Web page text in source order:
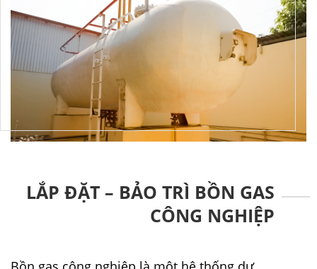
LẮP ĐẶT – BẢO TRÌ BỒN GAS
CÔNG NGHIỆP